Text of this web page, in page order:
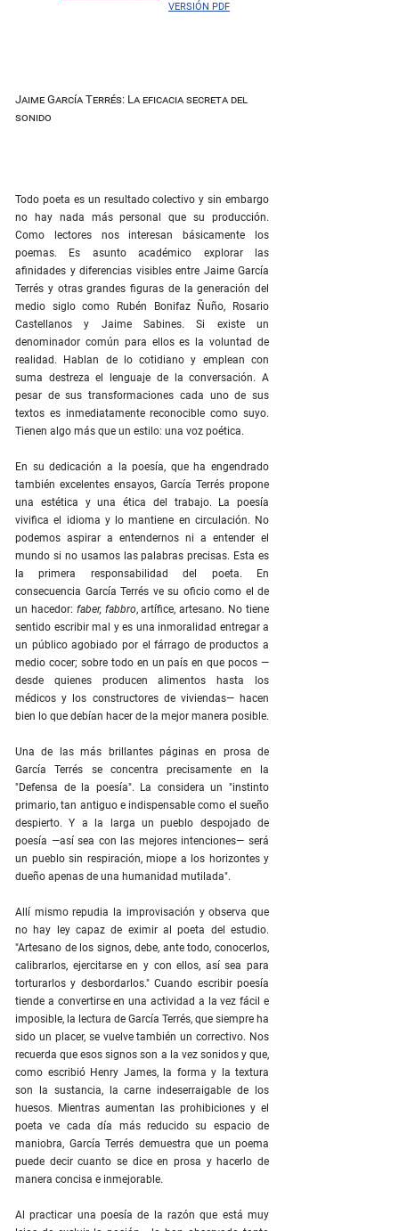
VERSIÓN PDF
Jaime García Terrés: La eficacia secreta del
sonido
Todo poeta es un resultado colectivo y sin embargo
no hay nada más personal que su producción.
Como lectores nos interesan básicamente los
poemas. Es asunto académico explorar las
afinidades y diferencias visibles entre Jaime García
Terrés y otras grandes figuras de la generación del
medio siglo como Rubén Bonifaz Ñuño, Rosario
Castellanos y Jaime Sabines. Si existe un
denominador común para ellos es la voluntad de
realidad. Hablan de lo cotidiano y emplean con
suma destreza el lenguaje de la conversación. A
pesar de sus transformaciones cada uno de sus
textos es inmediatamente reconocible como suyo.
Tienen algo más que un estilo: una voz poética.
En su dedicación a la poesía, que ha engendrado
también excelentes ensayos, García Terrés propone
una estética y una ética del trabajo. La poesía
vivifica el idioma y lo mantiene en circulación. No
podemos aspirar a entendernos ni a entender el
mundo si no usamos las palabras precisas. Esta es
la primera responsabilidad del poeta. En
consecuencia García Terrés ve su oficio como el de
un hacedor: faber, fabbro, artífice, artesano. No tiene
sentido escribir mal y es una inmoralidad entregar a
un público agobiado por el fárrago de productos a
medio cocer; sobre todo en un país en que pocos —
desde quienes producen alimentos hasta los
médicos y los constructores de viviendas— hacen
bien lo que debían hacer de la mejor manera posible.
Una de las más brillantes páginas en prosa de
García Terrés se concentra precisamente en la
"Defensa de la poesía". La considera un "instinto
primario, tan antiguo e indispensable como el sueño
despierto. Y a la larga un pueblo despojado de
poesía —así sea con las mejores intenciones— será
un pueblo sin respiración, miope a los horizontes y
dueño apenas de una humanidad mutilada".
Allí mismo repudia la improvisación y observa que
no hay ley capaz de eximir al poeta del estudio.
"Artesano de los signos, debe, ante todo, conocerlos,
calibrarlos, ejercitarse en y con ellos, así sea para
torturarlos y desbordarlos." Cuando escribir poesía
tiende a convertirse en una actividad a la vez fácil e
imposible, la lectura de García Terrés, que siempre ha
sido un placer, se vuelve también un correctivo. Nos
recuerda que esos signos son a la vez sonidos y que,
como escribió Henry James, la forma y la textura
son la sustancia, la carne indeserraigable de los
huesos. Mientras aumentan las prohibiciones y el
poeta ve cada día más reducido su espacio de
maniobra, García Terrés demuestra que un poema
puede decir cuanto se dice en prosa y hacerlo de
manera concisa e inmejorable.
Al practicar una poesía de la razón que está muy